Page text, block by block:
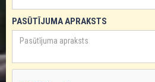
PASŪTĪJUMA APRAKSTS